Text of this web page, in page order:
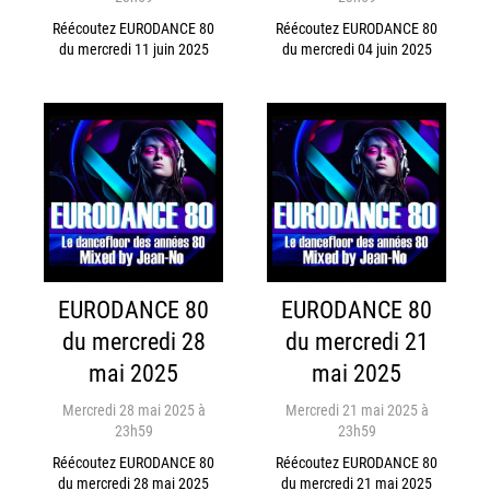
Réécoutez EURODANCE 80
du mercredi 11 juin 2025
Réécoutez EURODANCE 80
du mercredi 04 juin 2025
EURODANCE 80
du mercredi 28
mai 2025
Mercredi 28 mai 2025 à
23h59
Réécoutez EURODANCE 80
du mercredi 28 mai 2025
EURODANCE 80
du mercredi 21
mai 2025
Mercredi 21 mai 2025 à
23h59
Réécoutez EURODANCE 80
du mercredi 21 mai 2025